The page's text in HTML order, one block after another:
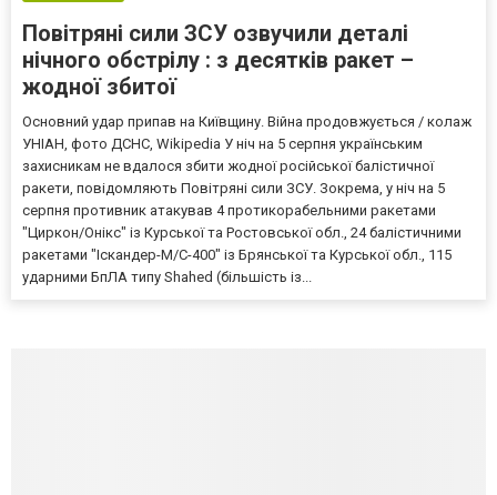
Повітряні сили ЗСУ озвучили деталі
нічного обстрілу : з десятків ракет –
жодної збитої
Основний удар припав на Київщину. Війна продовжується / колаж
УНІАН, фото ДСНС, Wikipedia У ніч на 5 серпня українським
захисникам не вдалося збити жодної російської балістичної
ракети, повідомляють Повітряні сили ЗСУ. Зокрема, у ніч на 5
серпня противник атакував 4 протикорабельними ракетами
"Циркон/Онікс" із Курської та Ростовської обл., 24 балістичними
ракетами "Іскандер-М/С-400" із Брянської та Курської обл., 115
ударними БпЛА типу Shahed (більшість із...